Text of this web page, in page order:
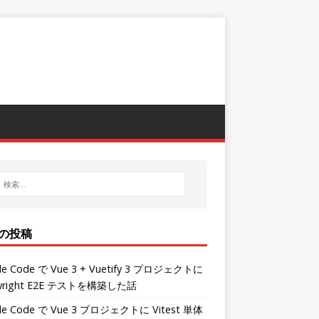
投稿
Code で Vue 3 + Vuetify 3 プロジェクトに
E2E テストを構築した話
Code で Vue 3 プロジェクトに Vitest 単体